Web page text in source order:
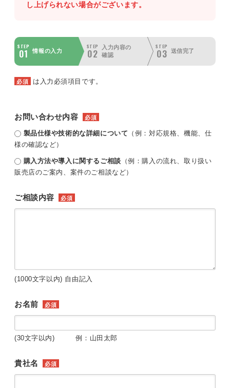
し上げられない場合がございます。
STEP
01 情報の入力
STEP
02
入力内容の
確認
STEP
03 送信完了
必須 は入力必須項目です。
お問い合わせ内容 必須
製品仕様や技術的な詳細について （例：対応規格、機能、仕
様の確認など）
購入方法や導入に関するご相談 （例：購入の流れ、取り扱い
販売店のご案内、案件のご相談など）
ご相談内容 必須
(1000文字以内) 自由記入
お名前 必須
(30文字以内) 例：山田太郎
貴社名 必須